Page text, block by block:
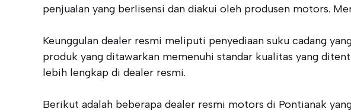
penjualan yang berlisensi dan diakui oleh produsen motors.
Keunggulan dealer resmi meliputi penyediaan suku cadang
produk yang ditawarkan memenuhi standar kualitas yang
lebih lengkap di dealer resmi.
Berikut adalah beberapa dealer resmi motors di Pontianak